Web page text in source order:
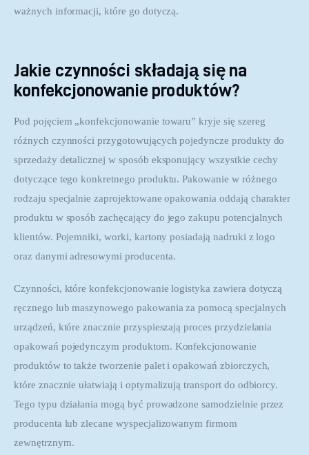
ważnych informacji, które go dotyczą.
Jakie czynności składają się na
konfekcjonowanie produktów?
Pod pojęciem „konfekcjonowanie towaru” kryje się szereg
różnych czynności przygotowujących pojedyncze produkty do
sprzedaży detalicznej w sposób eksponujący wszystkie cechy
dotyczące tego konkretnego produktu. Pakowanie w różnego
rodzaju specjalnie zaprojektowane opakowania oddają charakter
produktu w sposób zachęcający do jego zakupu potencjalnych
klientów. Pojemniki, worki, kartony posiadają nadruki z logo
oraz danymi adresowymi producenta.
Czynności, które konfekcjonowanie logistyka zawiera dotyczą
ręcznego lub maszynowego pakowania za pomocą specjalnych
urządzeń, które znacznie przyspieszają proces przydzielania
opakowań pojedynczym produktom. Konfekcjonowanie
produktów to także tworzenie palet i opakowań zbiorczych,
które znacznie ułatwiają i optymalizują transport do odbiorcy.
Tego typu działania mogą być prowadzone samodzielnie przez
producenta lub zlecane wyspecjalizowanym firmom
zewnętrznym.